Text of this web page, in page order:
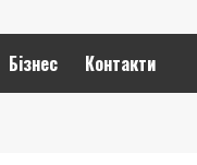
Бізнес Контакти